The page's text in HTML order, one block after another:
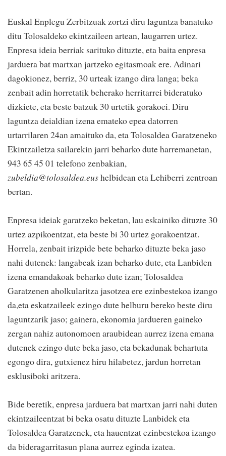
Euskal Enplegu Zerbitzuak zortzi diru laguntza banatuko
ditu Tolosaldeko ekintzaileen artean, laugarren urtez.
Enpresa ideia berriak sarituko dituzte, eta baita enpresa
jarduera bat martxan jartzeko egitasmoak ere. Adinari
dagokionez, berriz, 30 urteak izango dira langa; beka
zenbait adin horretatik beherako herritarrei bideratuko
dizkiete, eta beste batzuk 30 urtetik gorakoei. Diru
laguntza deialdian izena emateko epea datorren
urtarrilaren 24an amaituko da, eta Tolosaldea Garatzeneko
Ekintzailetza sailarekin jarri beharko dute harremanetan,
943 65 45 01 telefono zenbakian,
zubeldia@tolosaldea.eushelbidean eta Lehiberri zentroan
bertan.
Enpresa ideiak garatzeko beketan, lau eskainiko dituzte 30
urtez azpikoentzat, eta beste bi 30 urtez gorakoentzat.
Horrela, zenbait irizpide bete beharko dituzte beka jaso
nahi dutenek: langabeak izan beharko dute, eta Lanbiden
izena emandakoak beharko dute izan; Tolosaldea
Garatzenen aholkularitza jasotzea ere ezinbestekoa izango
da,eta eskatzaileek ezingo dute helburu bereko beste diru
laguntzarik jaso; gainera, ekonomia jardueren gaineko
zergan nahiz autonomoen araubidean aurrez izena emana
dutenek ezingo dute beka jaso, eta bekadunak behartuta
egongo dira, gutxienez hiru hilabetez, jardun horretan
esklusiboki aritzera.
Bide beretik, enpresa jarduera bat martxan jarri nahi duten
ekintzaileentzat bi beka osatu dituzte Lanbidek eta
Tolosaldea Garatzenek, eta hauentzat ezinbestekoa izango
da bideragarritasun plana aurrez eginda izatea.